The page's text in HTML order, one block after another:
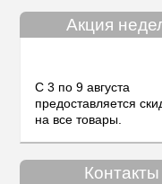
Акция
С 3 по 9 августа
предоставляется
на все товары.
Контакты